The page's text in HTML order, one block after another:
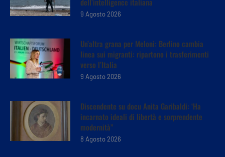
9 Agosto 2026
Un’altra grana per Meloni: Berlino cambia
linea sui migranti: ripartono i trasferimenti
verso l’Italia
9 Agosto 2026
Discendente su docu Anita Garibaldi: ‘Ha
incarnato ideali di libertà e sorprendente
modernità”
8 Agosto 2026